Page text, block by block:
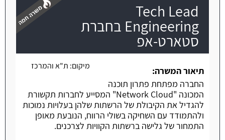
Tech Lead
Engineering בחברת
סטארט-אפ
משרה חמה
מיקום: ת"א והמרכז
תיאור המשרה:
החברה מפתחת פתרון תוכנה
המכונה "Network Cloud" המסייע לחברות תקשורת
להגדיל את הקיבולת של הרשתות שלהן בעלויות נמוכות
ולהתמודד עם השחיקה בשולי הרווח, הנובעת מאופן
התמחור של גלישה ברשתות הקוויות לצרכנים.